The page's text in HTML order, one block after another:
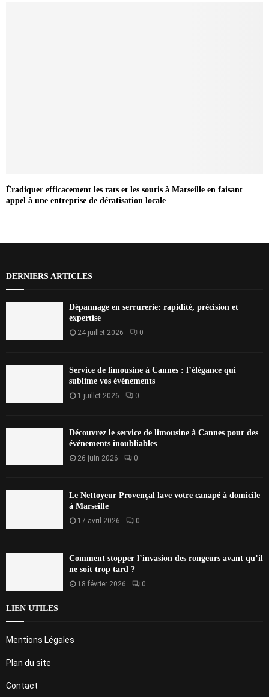
Éradiquer efficacement les rats et les souris à Marseille en faisant
appel à une entreprise de dératisation locale
DERNIERS ARTICLES
Dépannage en serrurerie: rapidité, précision et
expertise
24 juillet 2026 0
Service de limousine à Cannes : l’élégance qui
sublime vos événements
1 juillet 2026 0
Découvrez le service de limousine à Cannes pour des
événements inoubliables
26 juin 2026 0
Le Nettoyeur Provençal lave votre canapé à domicile
à Marseille
17 avril 2026 0
Comment stopper l’invasion des rongeurs avant qu’il
ne soit trop tard ?
18 février 2026 0
LIEN UTILES
Mentions Légales
Plan du site
Contact